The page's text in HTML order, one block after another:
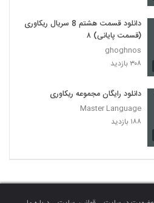
دانلود قسمت هشتم 8 سریال ریکاوری
(قسمت پایانی) ۸
ghoghnos
۳۰۸ بازدید
دانلود رایگان مجموعه ریکاوری
Master Language
۱۸۸ بازدید